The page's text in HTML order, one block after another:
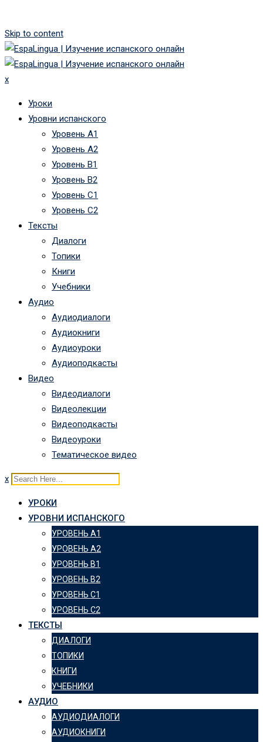
Skip to content
x
Уроки
Уровни испанского
Уровень А1
Уровень А2
Уровень B1
Уровень B2
Уровень C1
Уровень C2
Тексты
Диалоги
Топики
Книги
Учебники
Аудио
Аудиодиалоги
Аудиокниги
Аудиоуроки
Аудиоподкасты
Видео
Видеодиалоги
Видеолекции
Видеоподкасты
Видеоуроки
Тематическое видео
x
УРОКИ
УРОВНИ ИСПАНСКОГО
УРОВЕНЬ А1
УРОВЕНЬ А2
УРОВЕНЬ B1
УРОВЕНЬ B2
УРОВЕНЬ C1
УРОВЕНЬ C2
ТЕКСТЫ
ДИАЛОГИ
ТОПИКИ
КНИГИ
УЧЕБНИКИ
АУДИО
АУДИОДИАЛОГИ
АУДИОКНИГИ